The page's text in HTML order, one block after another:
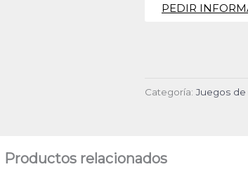
PEDIR
Categoría: Juegos de
Productos relacionados